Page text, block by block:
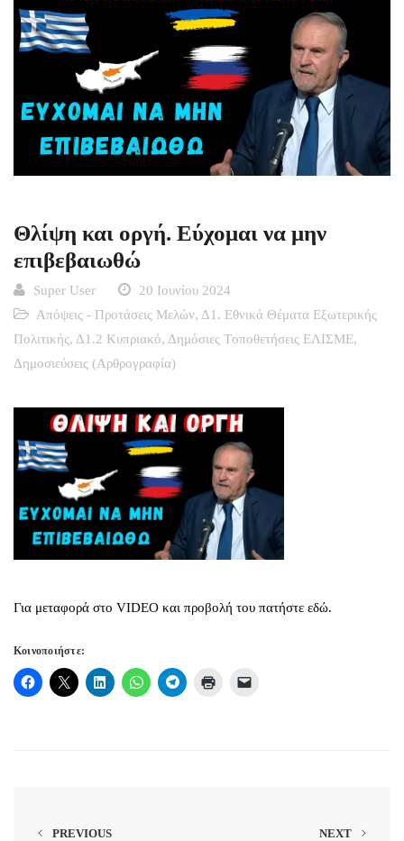
Θλίψη και οργή. Εύχομαι να μην
επιβεβαιωθώ
Super User
20 Ιουνίου 2024
Απόψεις - Προτάσεις Μελών, Δ1. Εθνικά Θέματα Εξωτερικής
Πολιτικής, Δ1.2 Κυπριακό, Δημόσιες Tοποθετήσεις ΕΛΙΣΜΕ,
Δημοσιεύσεις (Αρθρογραφία)
Για μεταφορά στο VIDEO και προβολή του πατήστε εδώ.
Κοινοποιήστε:
PREVIOUS NEXT